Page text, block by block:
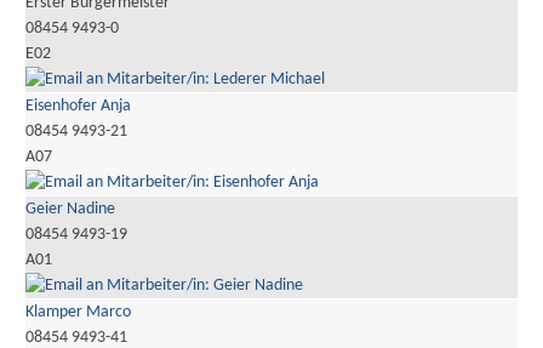
08454 9493-0
E02
Eisenhofer Anja
08454 9493-21
A07
Geier Nadine
08454 9493-19
A01
Klamper Marco
08454 9493-41